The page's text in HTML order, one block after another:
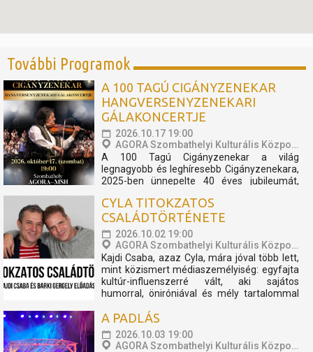
További Programok
A 100 TAGÚ CIGÁNYZENEKAR
HANGVERSENYZENEKARI
GÁLAKONCERTJE
2026.10.17 19:00
AGORA Szombathelyi Kulturális Központ
A 100 Tagú Cigányzenekar a világ
legnagyobb és leghíresebb Cigányzenekara,
2025-ben ünnepelte 40 éves jubileumát,
koncertshow született. Zenekar és TBG a
megtapasztalt sikerek mentén úgy
döntöttek, hogy az előadást folytatólagosan
2026-ban is bemutatóra tűzik. A...
CYLA TITOKZATOS
CSALÁDTÖRTÉNETE
2026.10.02 19:00
AGORA Szombathelyi Kulturális Központ
Kajdi Csaba, azaz Cyla, mára jóval több lett,
mint közismert médiaszemélyiség: egyfajta
kultúr-influenszerré vált, aki sajátos
humorral, öniróniával és mély tartalommal
történelem és az emberi sorsok világába.
Hét évvel ezelőtt találkozott Barki Gergely
művészettörténésszel,...
A PADLÁS
2026.10.03 19:00
AGORA Szombathelyi Kulturális Központ